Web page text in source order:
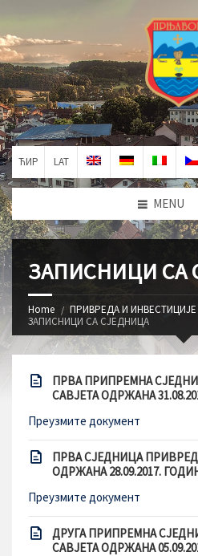
ЋИР LAT
MENU
ЗАПИСНИЦИ СА
Home ПРИВРЕДА И ИНВЕСТИЦИЈЕ
ЗАПИСНИЦИ СА СЈЕДНИЦА
ПРВА ПРИПРЕМНА
САВЈЕТА ОДРЖАНА
Преузмите документ
ПРВА СЈЕДНИЦА
ОДРЖАНА 28.09.2017.
Преузмите документ
ДРУГА ПРИПРЕМНА
САВЈЕТА ОДРЖАНА